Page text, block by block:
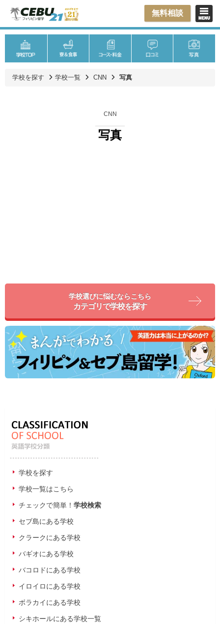
無料相談
学校を探す 学校一覧 CNN 写真
CNN
写真
学校選びに悩むならこちら
カテゴリで学校を探す
学校を探す
学校一覧はこちら
チェックで簡単！ 学校検索
セブ島にある学校
クラークにある学校
バギオにある学校
バコロドにある学校
イロイロにある学校
ボラカイにある学校
シキホールにある学校一覧